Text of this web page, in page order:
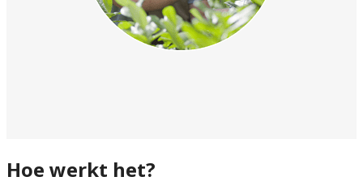
Hoe werkt het?